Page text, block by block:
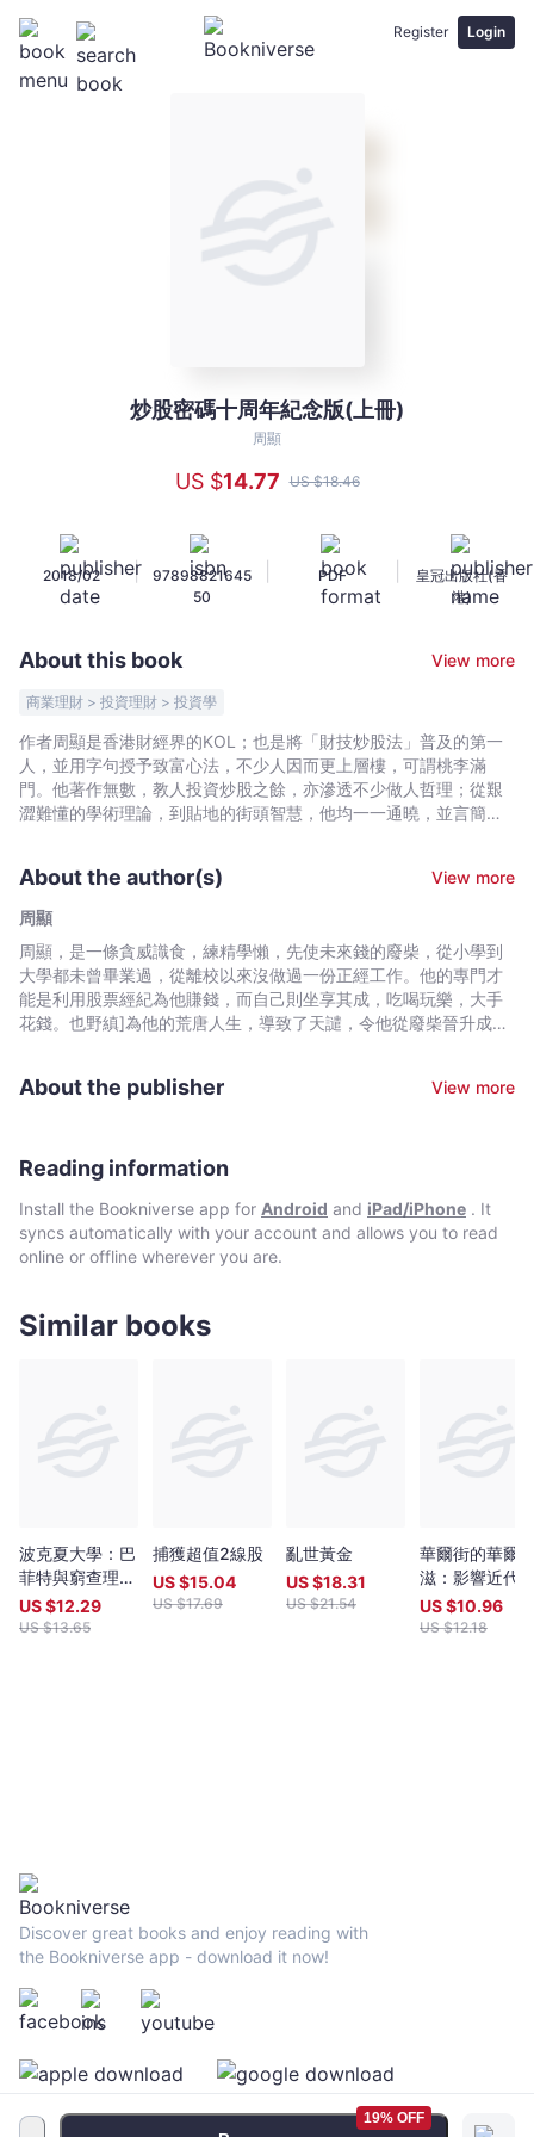
Register Login
版
(上
-
周
顯
Bookniverse
炒股密碼十周年紀念版(上冊)
周顯
US $14.77 US $18.46
2018/02 |
97898821645
50
PDF
皇冠出版社(香
港)
About this book View more
商業理財 > 投資理財 > 投資學
作者周顯是香港財經界的KOL；也是將「財技炒股法」普及的第一
人，並用字句授予致富心法，不少人因而更上層樓，可謂桃李滿
門。他著作無數，教人投資炒股之餘，亦滲透不少做人哲理；從艱
澀難懂的學術理論，到貼地的街頭智慧，他均一一通曉，並言簡意
增，分量之鉅，不得不分為上下兩冊，誠如周顯自己所言：本書是
積十年之功的新作。是兼收並蓄，是廣采博納，是一家之言。 《炒
股密碼》上冊包括股票的定義、牛市熊市的定義、周期的運作、股
票的供應量等；下冊則包括上市的簡介、莊家的部署、股票的分
類、分析股票的方法及所需知識等。
About the author(s)
View more
周顯
周顯，是一條貪威識食，練精學懶，先使未來錢的廢柴，從小學到
大學都未曾畢業過，從離校以來沒做過一份正經工作。他的專門才
能是利用股票經紀為他賺錢，而自己則坐享其成，吃喝玩樂，大手
花錢。也野縝]為他的荒唐人生，導致了天譴，令他從廢柴晉升成為
About the publisher View more
Reading information
Install the Bookniverse app for Android and iPad/iPhone . It
syncs automatically with your account and allows you to read
online or offline wherever you are.
Similar books
波克夏大學：巴
菲特與窮查理
30年的投資備
忘錄
US $12.29
US $13.65
捕獲超值2線股
US $15.04
US $17.69
亂世黃金
US $18.31
US $21.54
華爾街的華爾
滋：影響近代
市多空轉折最
要的90張圖表
US $10.96
US $12.18
19% OFF
Discover great books and enjoy reading with
the Bookniverse app - download it now!